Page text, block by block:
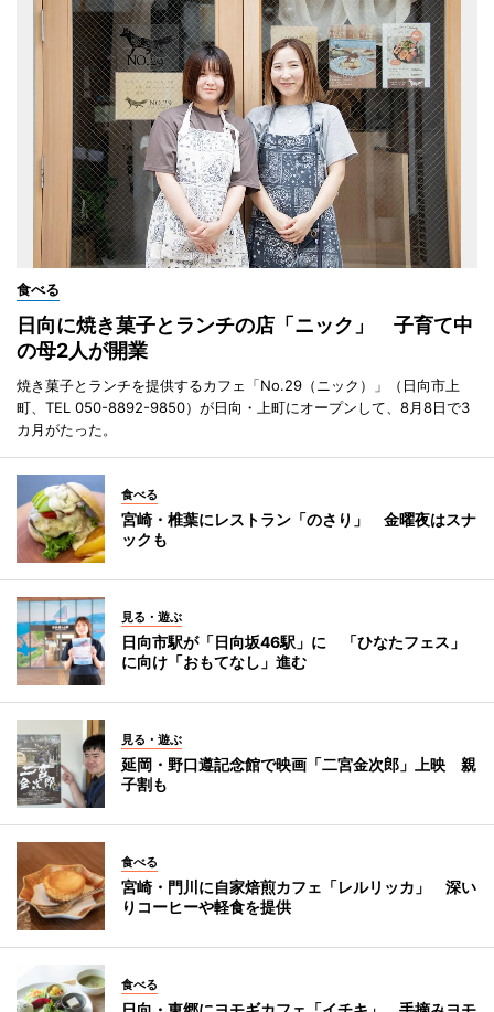
食べる
日向に焼き菓子とランチの店「ニック」 子育て中
の母2人が開業
焼き菓子とランチを提供するカフェ「No.29（ニック）」（日向市上
町、TEL 050-8892-9850）が日向・上町にオープンして、8月8日で3
カ月がたった。
食べる
宮崎・椎葉にレストラン「のさり」 金曜夜はスナ
ックも
見る・遊ぶ
日向市駅が「日向坂46駅」に 「ひなたフェス」
に向け「おもてなし」進む
見る・遊ぶ
延岡・野口遵記念館で映画「二宮金次郎」上映 親
子割も
食べる
宮崎・門川に自家焙煎カフェ「レルリッカ」 深い
りコーヒーや軽食を提供
食べる